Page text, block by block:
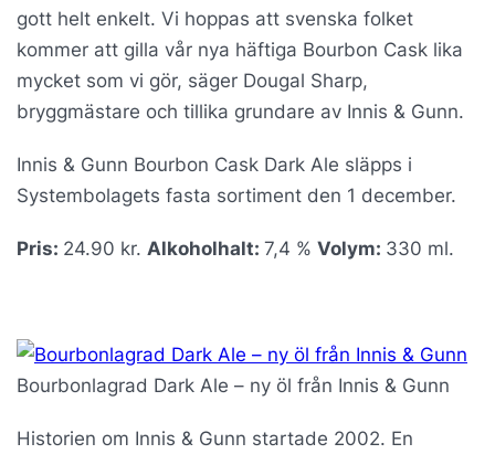
gott helt enkelt. Vi hoppas att svenska folket
kommer att gilla vår nya häftiga Bourbon Cask lika
mycket som vi gör, säger Dougal Sharp,
bryggmästare och tillika grundare av Innis & Gunn.
Innis & Gunn Bourbon Cask Dark Ale släpps i
Systembolagets fasta sortiment den 1 december.
Pris: 24.90 kr. Alkoholhalt: 7,4 % Volym: 330 ml.
Bourbonlagrad Dark Ale – ny öl från Innis & Gunn
Historien om Innis & Gunn startade 2002. En